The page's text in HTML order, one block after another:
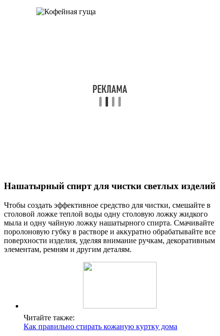
Нашатырный спирт для чистки светлых изделий
Чтобы создать эффективное средство для чистки, смешайте в
столовой ложке теплой воды одну столовую ложку жидкого
мыла и одну чайную ложку нашатырного спирта. Смачивайте
поролоновую губку в растворе и аккуратно обрабатывайте все
поверхности изделия, уделяя внимание ручкам, декоративным
элементам, ремням и другим деталям.
Читайте также:
Как правильно стирать кожаную куртку дома